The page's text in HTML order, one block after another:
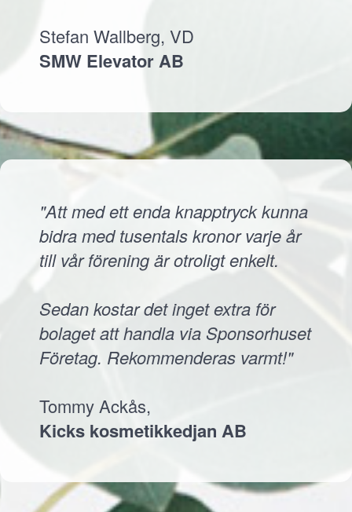
Stefan Wallberg, VD
SMW Elevator AB
"Att med ett enda knapptryck kunna
bidra med tusentals kronor varje år
till vår förening är otroligt enkelt.
Sedan kostar det inget extra för
bolaget att handla via Sponsorhuset
Företag. Rekommenderas varmt!"
Tommy Ackås,
Kicks kosmetikkedjan AB